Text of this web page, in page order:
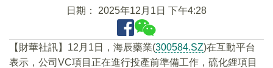
日期： 2025年12月1日 下午4:28
【財華社訊】12月1日，海辰藥業(300584.SZ)在互動平台
表示，公司VC項目正在進行投產前準備工作，硫化鋰項目